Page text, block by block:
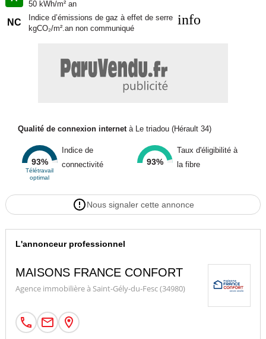
50 kWh/m² an
NC
Indice d’émissions de gaz à effet de serre
kgCO₂/m².an non communiqué
info
Qualité de connexion internetà Le triadou (Hérault 34)
93%
Télétravail
optimal
Indice de
connectivité
93%
Taux d'éligibilité à
la fibre
Nous signaler cette annonce
L'annonceur professionnel
MAISONS FRANCE CONFORT
Agence immobilière à Saint-Gély-du-Fesc (34980)